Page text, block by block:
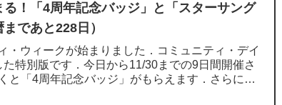
！「4周年記念バッジ」と「スターサング
であと228日）
・ウィークが始まりました．コミュニティ・デイ
特別版です．今日から11/30までの9日間開催さ
と「4周年記念バッジ」がもらえます．さらに，